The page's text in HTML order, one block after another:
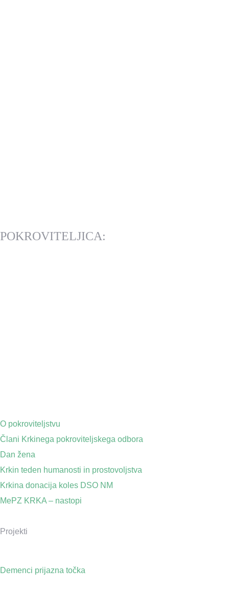
POKROVITELJICA:
O pokroviteljstvu
Člani Krkinega pokroviteljskega odbora
Dan žena
Krkin teden humanosti in prostovoljstva
Krkina donacija koles DSO NM
MePZ KRKA – nastopi
Projekti
Demenci prijazna točka